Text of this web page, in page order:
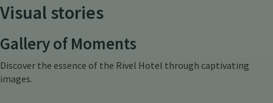
Visual stories
Gallery of Moments
Discover the essence of the Rivel Hotel through captivating
images.